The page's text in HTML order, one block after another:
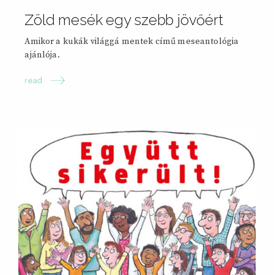
Zöld mesék egy szebb jövőért
Amikor a kukák világgá mentek című meseantológia
ajánlója.
read